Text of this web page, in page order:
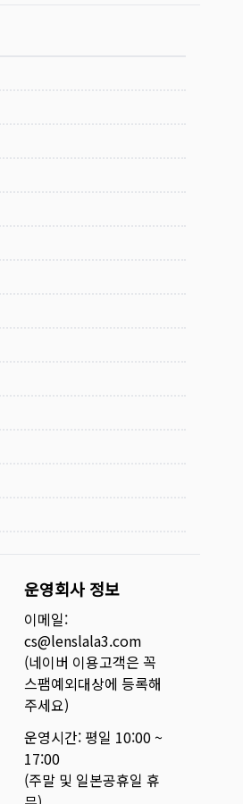
운영회사 정보
이메일:
cs@lenslala3.com
(네이버 이용고객은 꼭
스팸예외대상에 등록해
주세요)
운영시간: 평일 10:00 ~
17:00
(주말 및 일본공휴일 휴